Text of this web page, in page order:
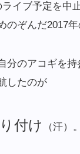
イブ予定を中
のぞんだ2017
分のアコギを
したのが
付け （汗）。